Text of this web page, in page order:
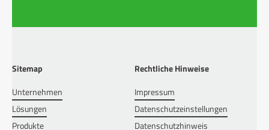
Sitemap
Unternehmen
Lösungen
Produkte
Rechtliche Hinweise
Impressum
Datenschutzeinstellungen
Datenschutzhinweis